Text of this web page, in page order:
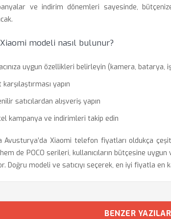
ve indirim dönemleri sayesinde,
modeli nasıl bulunur?
uygun özellikleri belirleyin (kamera, batarya,
yapın
satıcılardan alışveriş yapın
kampanya ve indirimleri takip edin
Avusturya’da Xiaomi telefon fiyatları oldukça
de POCO serileri, kullanıcıların bütçesine
Doğru modeli ve satıcıyı seçerek, en iyi fiyatla
BENZER YAZILAR